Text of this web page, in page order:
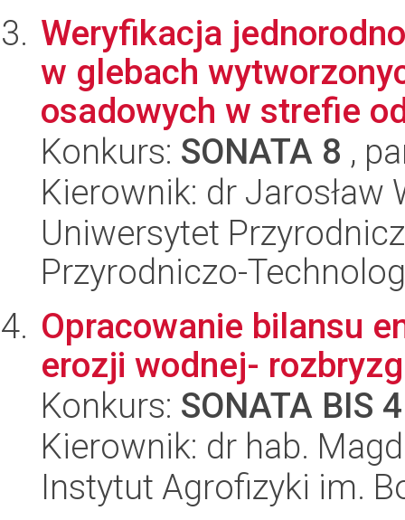
Weryfikacja
w glebach
osadowych w strefie
Konkurs: SONATA 8 ,
Kierownik: dr Jarosław
Uniwersytet
Przyrodniczo-
Opracowanie bilansu
erozji wodnej-
Konkurs: SONATA BIS 4
Kierownik: dr hab.
Instytut Agrofizyki im.